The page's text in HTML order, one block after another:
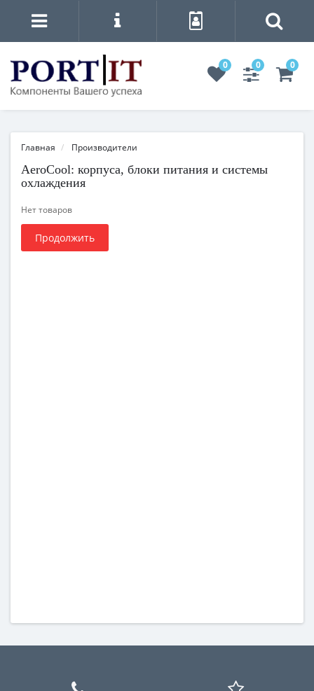
0 0 0
Главная Производители
AeroCool: корпуса, блоки питания и системы
охлаждения
Нет товаров
Продолжить